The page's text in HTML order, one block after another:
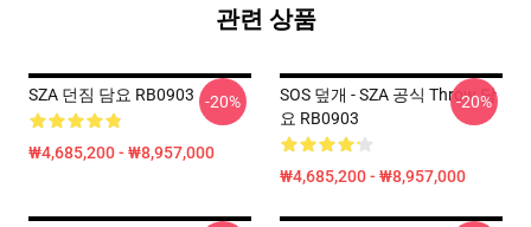
관련 상품
SZA 던짐 담요 RB0903
₩4,685,200 - ₩8,957,000
-20%
SOS 덮개 - SZA 공식 Throw 담
요 RB0903
₩4,685,200 - ₩8,957,000
-20%